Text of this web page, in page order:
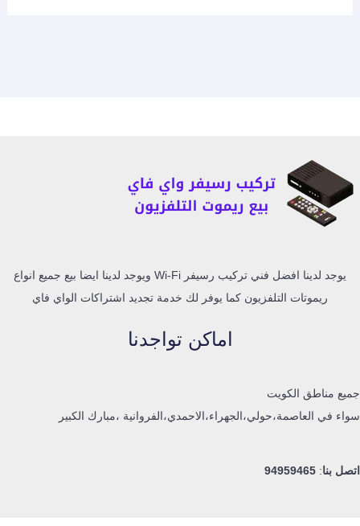
يوجد لدينا افضل فني تركيب رسيفر Wi-Fi ويوجد لدينا ايضا بيع جميع انواع
ريموتات التلفزيون كما يوفر لك خدمة تجديد اشتراكات الواي فاي
اماكن تواجدنا
جميع مناطق الكويت
سواء في العاصمة،حولي،الجهراء،الاحمدي،الفروانية ،مبارك الكبير
اتصل بنا:
94959465